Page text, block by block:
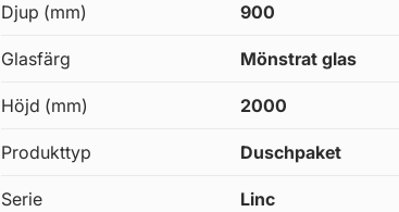
Djup (mm) 900
Glasfärg Mönstrat glas
Höjd (mm) 2000
Produkttyp Duschpaket
Serie Linc